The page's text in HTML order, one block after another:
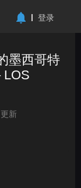
登录
墨西哥特
LOS
新